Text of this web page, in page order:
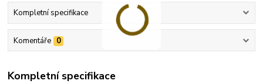
Kompletní specifikace
Komentáře 0
Kompletní specifikace